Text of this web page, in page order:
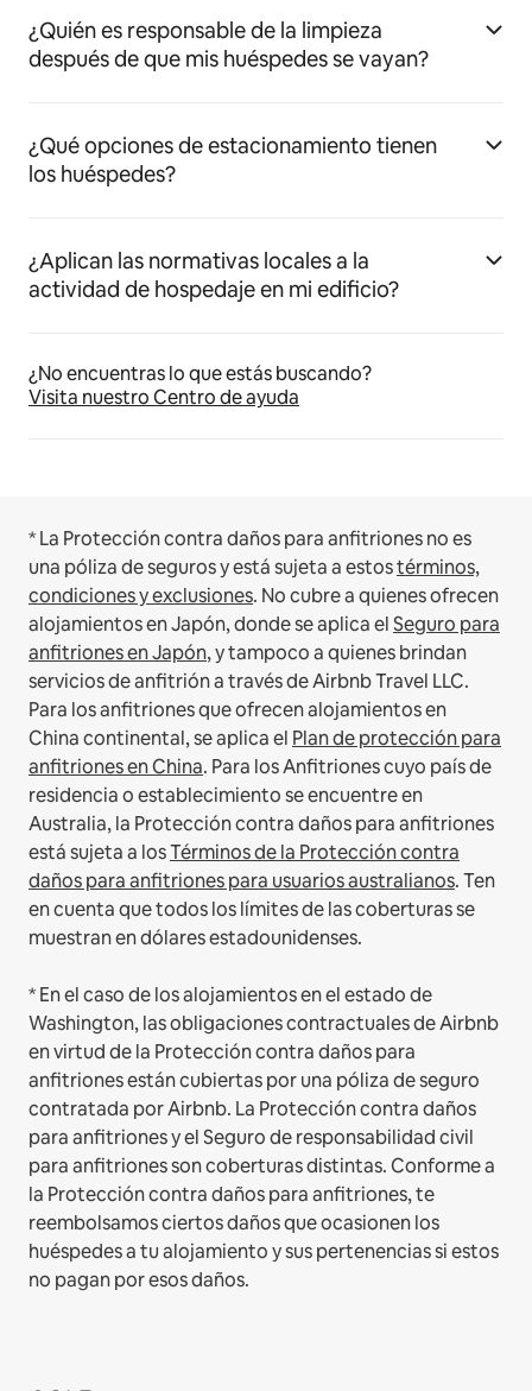
¿Quién es responsable de la limpieza
después de que mis huéspedes se vayan?
¿Qué opciones de estacionamiento tienen
los huéspedes?
¿Aplican las normativas locales a la
actividad de hospedaje en mi edificio?
¿No encuentras lo que estás buscando?
Visita nuestro Centro de ayuda
* La Protección contra daños para anfitriones no es
una póliza de seguros y está sujeta a estostérminos,
condiciones y exclusiones. No cubre a quienes ofrecen
alojamientos en Japón, donde se aplica elSeguro para
anfitriones en Japón, y tampoco a quienes brindan
servicios de anfitrión a través de Airbnb Travel LLC.
Para los anfitriones que ofrecen alojamientos en
China continental, se aplica el Plan de protección para
anfitriones en China. Para los Anfitriones cuyo país de
residencia o establecimiento se encuentre en
Australia, la Protección contra daños para anfitriones
está sujeta a losTérminos de la Protección contra
daños para anfitriones para usuarios australianos. Ten
en cuenta que todos los límites de las coberturas se
muestran en dólares estadounidenses.
* En el caso de los alojamientos en el estado de
Washington, las obligaciones contractuales de Airbnb
en virtud de la Protección contra daños para
anfitriones están cubiertas por una póliza de seguro
contratada por Airbnb. La Protección contra daños
para anfitriones y el Seguro de responsabilidad civil
para anfitriones son coberturas distintas. Conforme a
la Protección contra daños para anfitriones, te
reembolsamos ciertos daños que ocasionen los
huéspedes a tu alojamiento y sus pertenencias si estos
no pagan por esos daños.